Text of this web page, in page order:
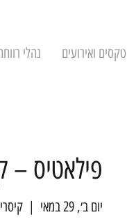
טקסים ואירועים נהלי
פילאטיס –
יום ב׳, 29 במאי
  |